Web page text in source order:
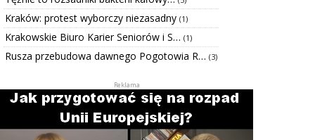
Kraków: protest wyborczy niezasadny (1)
Krakowskie Biuro Karier Seniorów i S… (1)
Rusza przebudowa dawnego Pogotowia R… (3)